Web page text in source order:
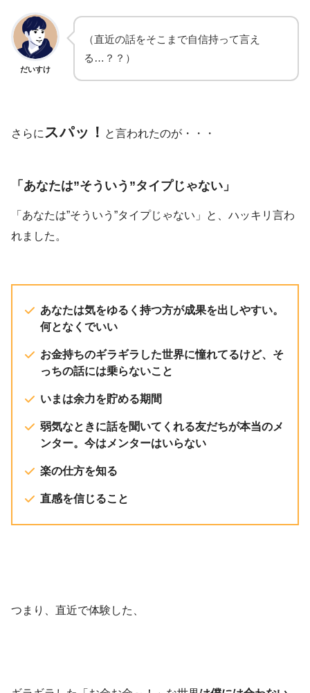
だいすけ
（直近の話をそこまで自信持って言え
る…？？）
さらに スパッ！ と言われたのが・・・
「あなたは”そういう”タイプじゃない」
「あなたは”そういう”タイプじゃない」
と、ハッキリ言わ
れました。
あなたは気をゆるく持つ方が成果を出しやすい。
何となくでいい
お金持ちのギラギラした世界に憧れてるけど、そ
っちの話には乗らないこと
いまは余力を貯める期間
弱気なときに話を聞いてくれる友だちが本当のメ
ンター。今はメンターはいらない
楽の仕方を知る
直感を信じること
つまり、直近で体験した、